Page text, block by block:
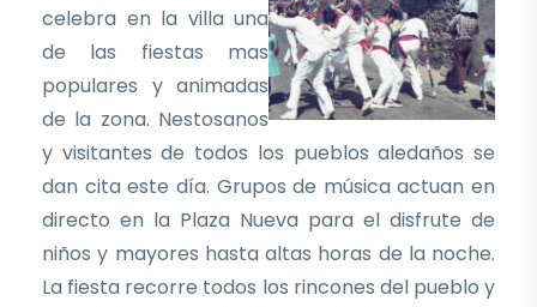
celebra en la villa una
de las fiestas mas
populares y animadas
de la zona. Nestosanos
y visitantes de todos los pueblos aledaños se
dan cita este día. Grupos de música actuan en
directo en la Plaza Nueva para el disfrute de
niños y mayores hasta altas horas de la noche.
La fiesta recorre todos los rincones del pueblo y